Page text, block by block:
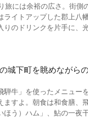
旅には余裕の広さ。街
ライトアップした郡上
りのドリンクを片手に、
騨牛」を使ったメニュー
すよ。朝食は和食膳、
ほう）ハム」、鮎の一夜